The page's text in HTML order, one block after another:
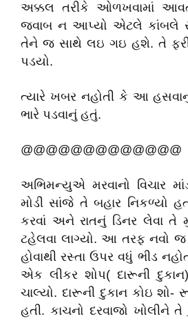
અક્કલ તરીકે ઓળખવામાં
જવાબ ન આપ્યો એટલે કાંબલે
તેને જ સાથે લઇ ગઇ હશે. તે
પડયો.
ત્યારે ખબર નહોતી કે આ
ભારે પડવાનું હતું.
@@@@@@@@@@@@@
અભિમન્યુએ મરવાનો વિચાર
મોડી સાંજે તે બહાર નિકળ્યો
કરવાં અને રાતનું ડિનર લેવા તે
ટહેલવા લાગ્યો. આ તરફ નવો જ
હોવાથી રસ્તા ઉપર વધું ભીડ
એક લીકર શોપ( દારૂની
ચાલ્યો. દારૂની દુકાન કોઇ
હતી. કાચનો દરવાજો ખોલીને તે